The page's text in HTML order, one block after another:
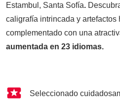
Estambul, Santa Sofía.
caligrafía intrincada y artefactos
complementado con una
aumentada en 23 idiomas.
Seleccionado